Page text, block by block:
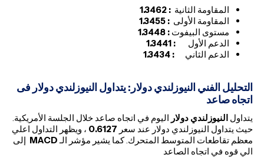
المقاومة الثانية : 1.3462
المقاومة الأولى :
1.3455
مستوى البيفوت : 1.3448
الدعم الأول : 1.3441
الدعم الثاني :
1.3434
التحليل الفني النيوزلندي دولار: يتداول النيوزلندي دولار فى
اتجاه صاعد
يتداول النيوزلندي دولار اليوم في اتجاه صاعد خلال الجلسة الأمريكية.
حيث يتداول النيوزلندي دولار عند سعر
، ويظهر التداول اعلي
معظم تقاطعات المتوسط المتحرك. كما يشير مؤشر الـMACD إلى
الي قوه في اتجاه الصاعد